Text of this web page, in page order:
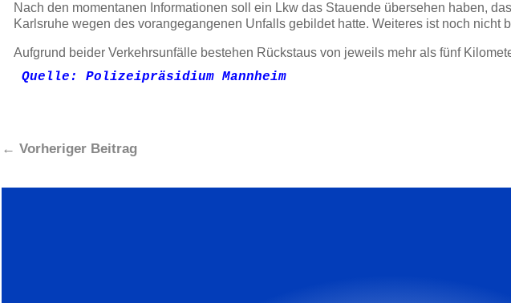
Nach den momentanen Informationen soll ein Lkw das Stauende übersehen haben,
Karlsruhe wegen des vorangegangenen Unfalls gebildet hatte. Weiteres ist noch nicht
Aufgrund beider Verkehrsunfälle bestehen Rückstaus von jeweils mehr als fünf
Quelle: Polizeipräsidium Mannheim
← Vorheriger Beitrag